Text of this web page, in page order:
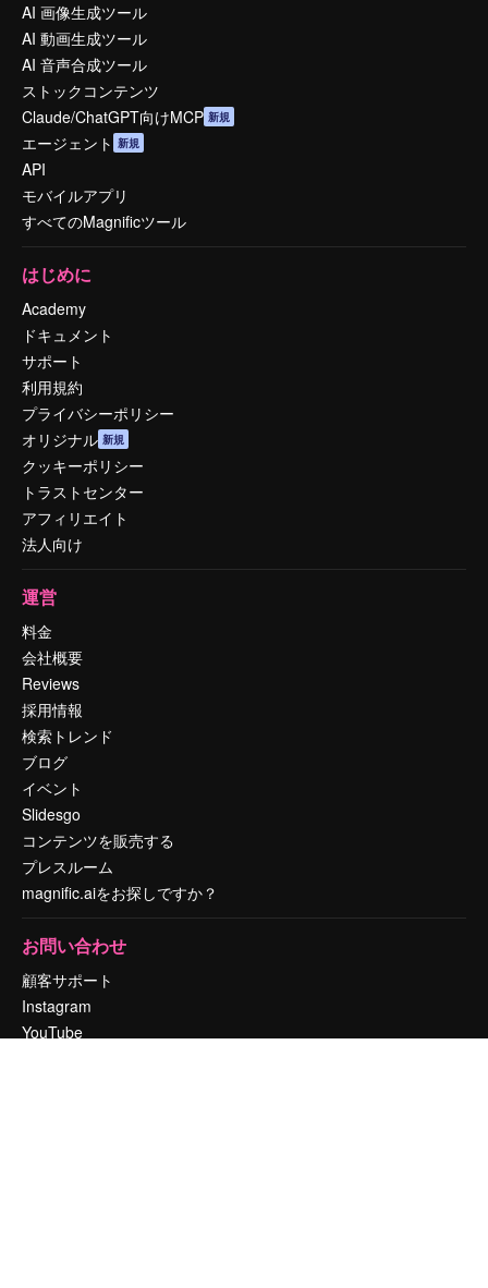
AI 画像生成ツール
AI 動画生成ツール
AI 音声合成ツール
ストックコンテンツ
Claude/ChatGPT向けMCP 新規
エージェント 新規
API
モバイルアプリ
すべてのMagnificツール
はじめに
Academy
ドキュメント
サポート
利用規約
プライバシーポリシー
オリジナル 新規
クッキーポリシー
トラストセンター
アフィリエイト
法人向け
運営
料金
会社概要
Reviews
採用情報
検索トレンド
ブログ
イベント
Slidesgo
コンテンツを販売する
プレスルーム
magnific.aiをお探しですか？
お問い合わせ
顧客サポート
Instagram
YouTube